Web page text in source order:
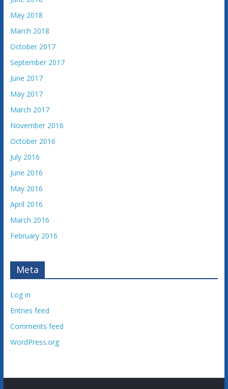
May 2018
March 2018
October 2017
September 2017
June 2017
May 2017
March 2017
November 2016
October 2016
July 2016
June 2016
May 2016
April 2016
March 2016
February 2016
Meta
Log in
Entries feed
Comments feed
WordPress.org